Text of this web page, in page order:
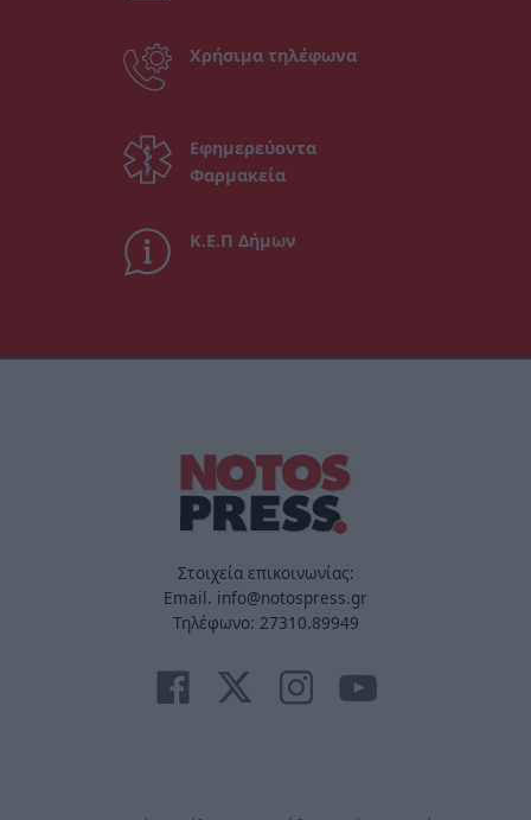
Χρήσιμα τηλέφωνα
Εφημερεύοντα
Φαρμακεία
Κ.Ε.Π Δήμων
Στοιχεία επικοινωνίας:
Email. info@notospress.gr
Τηλέφωνο: 27310.89949